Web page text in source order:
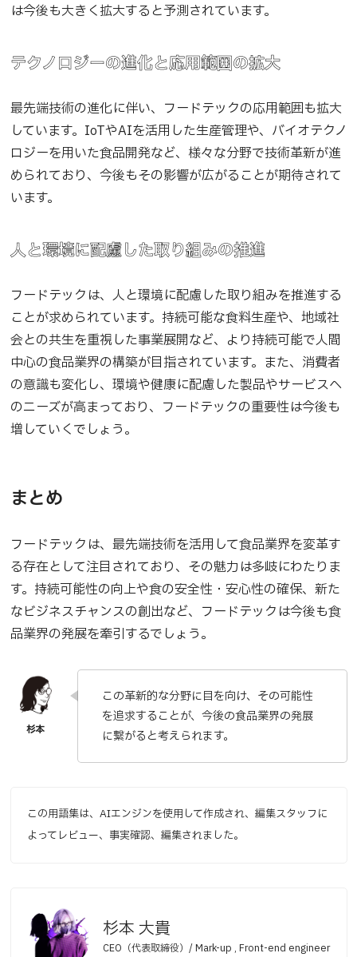
は今後も大きく拡大すると予測されています。
テクノロジーの進化と応用範囲の拡大
最先端技術の進化に伴い、フードテックの応用範囲も拡大
しています。IoTやAIを活用した生産管理や、バイオテクノ
ロジーを用いた食品開発など、様々な分野で技術革新が進
められており、今後もその影響が広がることが期待されて
います。
人と環境に配慮した取り組みの推進
フードテックは、人と環境に配慮した取り組みを推進する
ことが求められています。持続可能な食料生産や、地域社
会との共生を重視した事業展開など、より持続可能で人間
中心の食品業界の構築が目指されています。また、消費者
の意識も変化し、環境や健康に配慮した製品やサービスへ
のニーズが高まっており、フードテックの重要性は今後も
増していくでしょう。
まとめ
フードテックは、最先端技術を活用して食品業界を変革す
る存在として注目されており、その魅力は多岐にわたりま
す。持続可能性の向上や食の安全性・安心性の確保、新た
なビジネスチャンスの創出など、フードテックは今後も食
品業界の発展を牽引するでしょう。
この革新的な分野に目を向け、その可能性
を追求することが、今後の食品業界の発展
に繋がると考えられます。
この用語集は、AIエンジンを使用して作成され、編集スタッフに
よってレビュー、事実確認、編集されました。
杉本 大貴
CEO（代表取締役）/ Mark-up , Front-end engineer